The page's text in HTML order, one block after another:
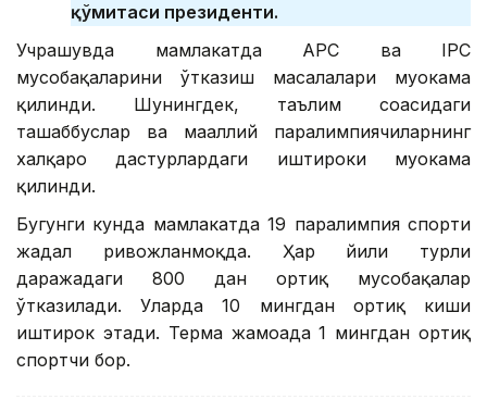
қўмитаси президенти.
Учрашувда мамлакатда APC ва IPC
мусобақаларини ўтказиш масалалари муҳокама
қилинди. Шунингдек, таълим соҳасидаги
ташаббуслар ва маҳаллий паралимпиячиларнинг
халқаро дастурлардаги иштироки муҳокама
қилинди.
Бугунги кунда мамлакатда 19 паралимпия спорти
жадал ривожланмоқда. Ҳар йили турли
даражадаги 800 дан ортиқ мусобақалар
ўтказилади. Уларда 10 мингдан ортиқ киши
иштирок этади. Терма жамоада 1 мингдан ортиқ
спортчи бор.